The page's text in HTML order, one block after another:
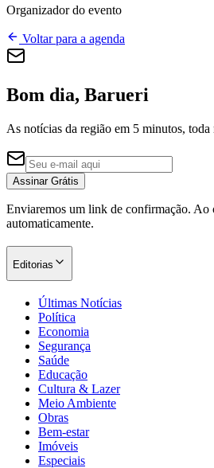
Organizador do evento
Voltar para a agenda
Bom dia, Barueri
As notícias da região em 5 minutos, toda
Assinar Grátis
Enviaremos um link de confirmação. Ao
automaticamente.
Editorias
Últimas Notícias
Política
Economia
Segurança
Saúde
Educação
Cultura & Lazer
Meio Ambiente
Obras
Bem-estar
Imóveis
Especiais